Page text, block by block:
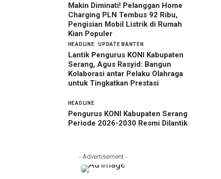
Makin Diminati! Pelanggan Home
Charging PLN Tembus 92 Ribu,
Pengisian Mobil Listrik di Rumah
Kian Populer
HEADLINE UPDATE BANTEN
Lantik Pengurus KONI Kabupaten
Serang, Agus Rasyid: Bangun
Kolaborasi antar Pelaku Olahraga
untuk Tingkatkan Prestasi
HEADLINE
Pengurus KONI Kabupaten Serang
Periode 2026-2030 Resmi Dilantik
- Advertisement -